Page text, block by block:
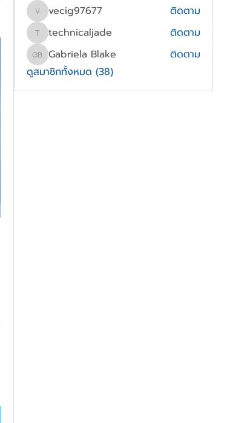
vecig97677
vecig97677 ติดตาม
technicaljade
technicaljade ติดตาม
Gabriela Blake
Gabriela Blake
ติดตาม
ดูสมาชิกทั้งหมด (38)